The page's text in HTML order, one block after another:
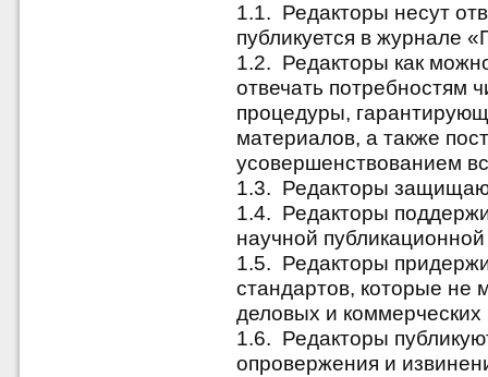
1.1. Редакторы несут
публикуется в журнале
1.2. Редакторы как
отвечать потребностям
процедуры,
материалов, а также
усовершенствованием
1.3. Редакторы
1.4. Редакторы
научной
1.5. Редакторы
стандартов, которые не
деловых и коммерческих
1.6. Редакторы
опровержения и